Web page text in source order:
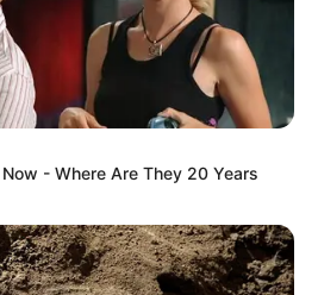
- Where Are They 20 Years